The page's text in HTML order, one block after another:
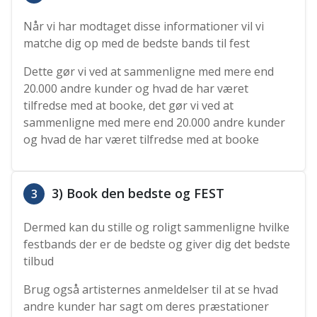
Når vi har modtaget disse informationer vil vi
matche dig op med de bedste bands til fest
Dette gør vi ved at sammenligne med mere end
20.000 andre kunder og hvad de har været
tilfredse med at booke, det gør vi ved at
sammenligne med mere end 20.000 andre kunder
og hvad de har været tilfredse med at booke
3 3) Book den bedste og FEST
Dermed kan du stille og roligt sammenligne hvilke
festbands der er de bedste og giver dig det bedste
tilbud
Brug også artisternes anmeldelser til at se hvad
andre kunder har sagt om deres præstationer